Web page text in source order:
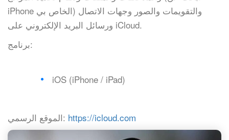
iPhone الخاص بي) والتقويمات والصور وجهات الاتصال
ورسائل البريد الإلكتروني على iCloud.
برنامج:
iOS (iPhone / iPad)
الموقع الرسمي: https://icloud.com